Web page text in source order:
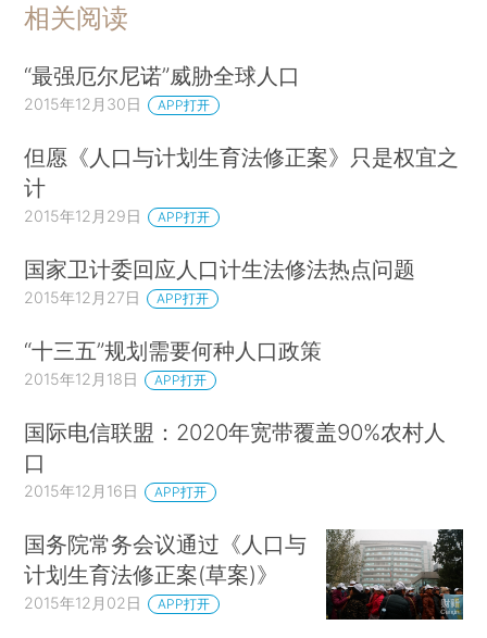
相关阅读
“最强厄尔尼诺”威胁全球人口
2015年12月30日 APP打开
但愿《人口与计划生育法修正案》只是权宜之
计
2015年12月29日 APP打开
国家卫计委回应人口计生法修法热点问题
2015年12月27日 APP打开
“十三五”规划需要何种人口政策
2015年12月18日 APP打开
国际电信联盟：2020年宽带覆盖90%农村人
口
2015年12月16日 APP打开
国务院常务会议通过《人口与
计划生育法修正案(草案)》
2015年12月02日 APP打开